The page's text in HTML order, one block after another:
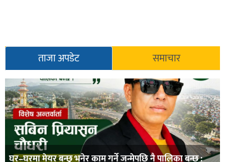
सूचना-
ताजा अपडेट समाचार
घर–घरमा मेयर बन्छु भनेर काम गर्ने जन्मेपछि नै पालिका बन्छ :